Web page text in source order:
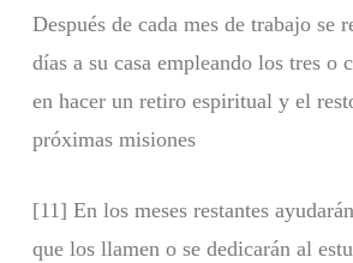
Después de cada mes de trabajo se
días a su casa empleando los tres o
en hacer un retiro espiritual y el
próximas misiones
[11] En los meses restantes
que los llamen o se dedicarán al